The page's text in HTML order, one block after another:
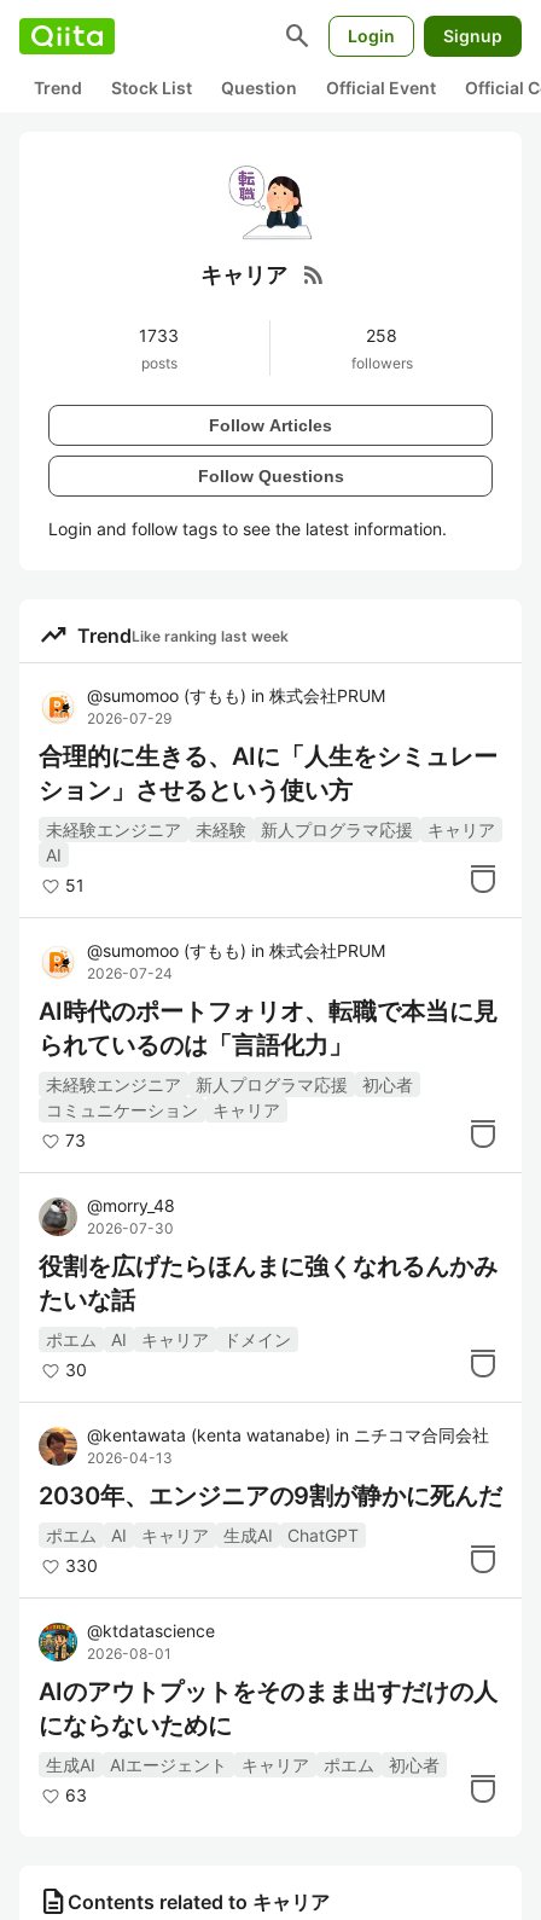
search Login Signup
Trend Stock List Question Official Event Official
キャリア rss_feed
1733
posts
258
followers
Follow Articles
Follow Questions
Login and follow tags to see the latest information.
trending_up TrendLike ranking last week
@sumomoo (すもも) in 株式会社PRUM
2026-07-29
合理的に生きる、AIに「人生をシミュレー
ション」させるという使い方
未経験エンジニア 未経験 新人プログラマ応援
キャリア
AI
51
@sumomoo (すもも) in 株式会社PRUM
2026-07-24
AI時代のポートフォリオ、転職で本当に見
られているのは「言語化力」
未経験エンジニア 新人プログラマ応援
初心者
コミュニケーション
キャリア
73
@morry_48
2026-07-30
役割を広げたらほんまに強くなれるんかみ
たいな話
ポエム AI キャリア
ドメイン
30
@kentawata (kenta watanabe) in ニチコマ合同会社
2026-04-13
2030年、エンジニアの9割が静かに死んだ
ポエム AI キャリア 生成AI
ChatGPT
330
@ktdatascience
2026-08-01
AIのアウトプットをそのまま出すだけの人
にならないために
生成AI AIエージェント キャリア ポエム
初心者
63
description Contents related to キャリア